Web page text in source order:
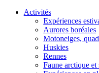
Activités
Expériences
Aurores boréales
Motoneiges,
Huskies
Rennes
Faune arctique